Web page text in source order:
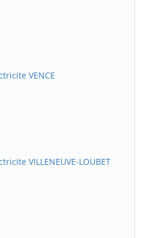
VENCE
VILLENEUVE-LOUBET